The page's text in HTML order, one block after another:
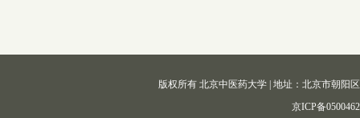
版权所有 北京中医药大学 | 地址：北京市朝阳
京ICP备